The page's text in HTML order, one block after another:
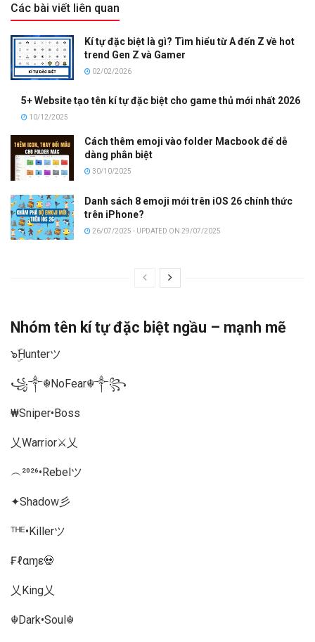
Các bài viết liên quan
Kí tự đặc biệt là gì? Tìm hiểu từ A đến Z về hot
trend Gen Z và Gamer
02/02/2026
5+ Website tạo tên kí tự đặc biệt cho game thủ mới nhất 2026
10/12/2025
Cách thêm emoji vào folder Macbook để dễ
dàng phân biệt
30/10/2025
Danh sách 8 emoji mới trên iOS 26 chính thức
trên iPhone?
26/07/2025 - UPDATED ON 29/07/2025
Nhóm tên kí tự đặc biệt ngầu – mạnh mẽ
๖ۣۜHunterツ
꧁༒☬NoFear☬༒꧂
₩Sniper•Boss
乂Warrior⚔️乂
︵²⁰²⁶•Rebelツ
✦Shadow彡
ᵀᴴᴱ•Killerツ
₣ℓαɱε💀
乂King乂
☬Dark•Soul☬